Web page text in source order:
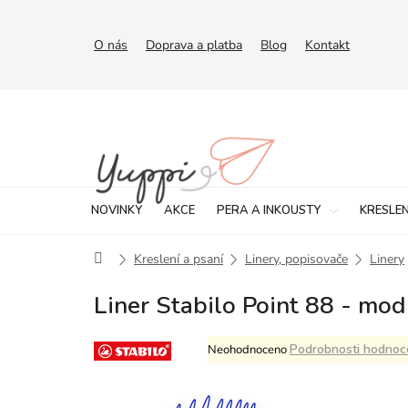
O nás Doprava a platba Blog Kontakt
NOVINKY AKCE PERA A INKOUSTY
DomůKreslení a psaní Linery, popisovače Linery
Liner Stabilo Point 88 -
Průměrné
hodnocení
je
NeohodnocenoPodrobnosti